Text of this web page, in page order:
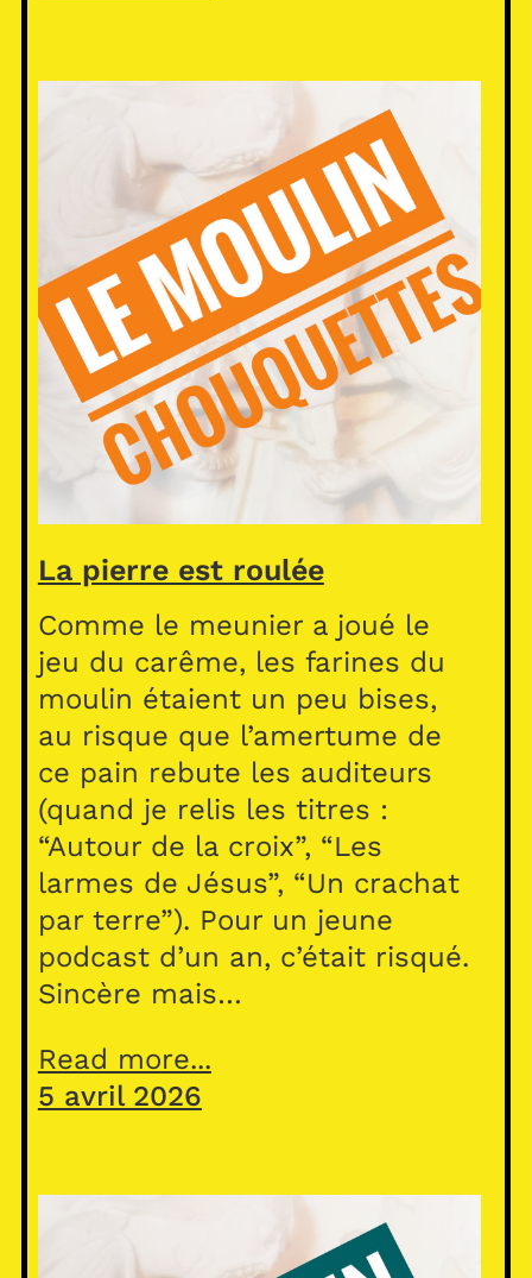
La pierre est roulée
Comme le meunier a joué le
jeu du carême, les farines du
moulin étaient un peu bises,
au risque que l’amertume de
ce pain rebute les auditeurs
(quand je relis les titres :
“Autour de la croix”, “Les
larmes de Jésus”, “Un crachat
par terre”). Pour un jeune
podcast d’un an, c’était risqué.
Sincère mais…
Read more...
5 avril 2026